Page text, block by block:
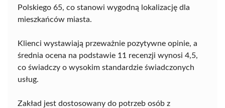
Polskiego 65, co stanowi wygodną lokalizację dla
mieszkańców miasta.
Klienci wystawiają przeważnie pozytywne opinie, a
średnia ocena na podstawie 11 recenzji wynosi 4,5,
co świadczy o wysokim standardzie świadczonych
usług.
Zakład jest dostosowany do potrzeb osób z